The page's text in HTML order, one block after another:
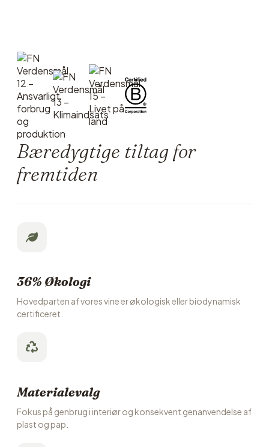
Bæredygtige tiltag for
fremtiden
36% Økologi
Hovedparten af vores vine er økologisk eller biodynamisk
certificeret.
Materialevalg
Fokus på genbrug i interiør og konsekvent genanvendelse af
plast og pap.